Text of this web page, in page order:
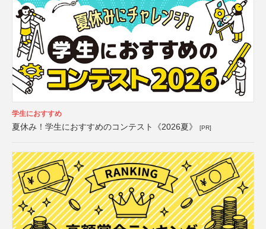
学生におすすめ
夏休み！学生におすすめのコンテスト《2026夏》 [PR]